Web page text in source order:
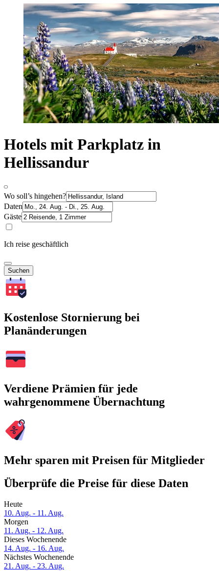
Hotels mit Parkplatz in
Hellissandur
Wo soll’s hingehen?
Daten
Gäste
Ich reise geschäftlich
Suchen
Kostenlose Stornierung bei
Planänderungen
Verdiene Prämien für jede
wahrgenommene Übernachtung
Mehr sparen mit Preisen für Mitglieder
Überprüfe die Preise für diese Daten
Heute
10. Aug. - 11. Aug.
Morgen
11. Aug. - 12. Aug.
Dieses Wochenende
14. Aug. - 16. Aug.
Nächstes Wochenende
21. Aug. - 23. Aug.